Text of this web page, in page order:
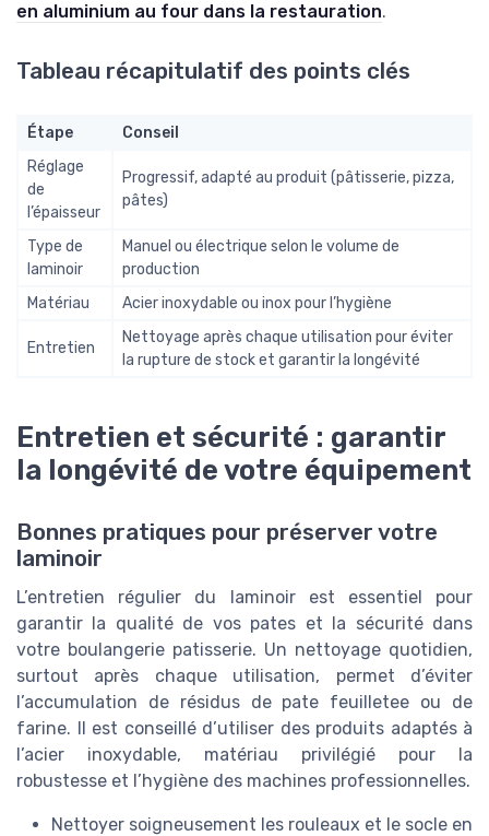
en aluminium au four dans la restauration.
Tableau récapitulatif des points clés
Étape
Conseil
Réglage
de
l’épaisseur
Progressif, adapté au produit (pâtisserie, pizza,
pâtes)
Type de
laminoir
Manuel ou électrique selon le volume de
production
Matériau
Acier inoxydable ou inox pour l’hygiène
Entretien
Nettoyage après chaque utilisation pour éviter
la rupture de stock et garantir la longévité
Entretien et sécurité : garantir
la longévité de votre équipement
Bonnes pratiques pour préserver votre
laminoir
L’entretien régulier du laminoir est essentiel pour
garantir la qualité de vos pates et la sécurité dans
votre boulangerie patisserie. Un nettoyage quotidien,
surtout après chaque utilisation, permet d’éviter
l’accumulation de résidus de pate feuilletee ou de
farine. Il est conseillé d’utiliser des produits adaptés à
l’acier inoxydable, matériau privilégié pour la
robustesse et l’hygiène des machines professionnelles.
Nettoyer soigneusement les rouleaux et le socle en